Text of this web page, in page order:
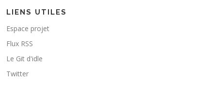
LIENS UTILES
Espace projet
Flux RSS
Le Git d'idle
Twitter